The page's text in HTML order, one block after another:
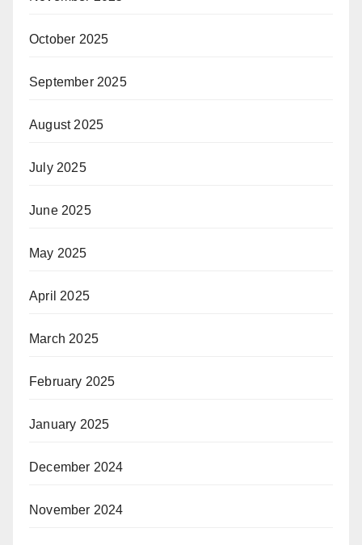
October 2025
September 2025
August 2025
July 2025
June 2025
May 2025
April 2025
March 2025
February 2025
January 2025
December 2024
November 2024